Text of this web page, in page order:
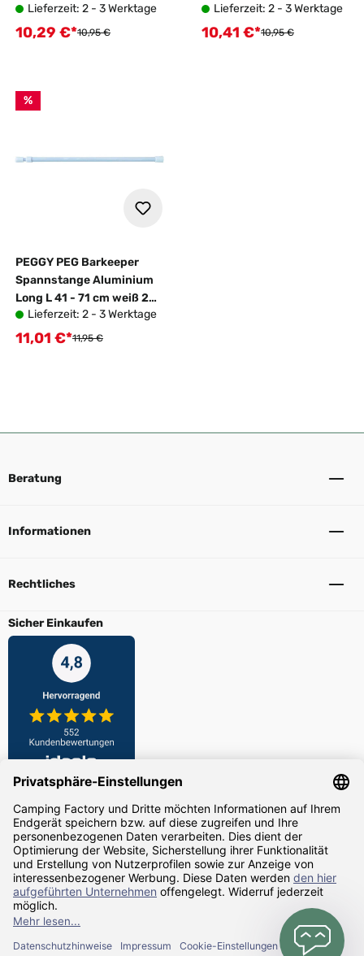
eiche 2er Set
Lieferzeit: 2 - 3 Werktage
Verkaufspreis:
10,29 €*Regulärer Preis:
10,95 €
2er Set
Lieferzeit: 2 - 3 Werktage
Verkaufspreis:
10,41 €*Regulärer Preis:
10,95 €
%
PEGGY PEG Barkeeper
Spannstange Aluminium
Long L 41 - 71 cm weiß 2er
SetLieferzeit: 2 - 3 Werktage
Verkaufspreis:
11,01 €*Regulärer Preis:
11,95 €
Beratung
Informationen
Rechtliches
Sicher Einkaufen
Zahlarten
Versandarten